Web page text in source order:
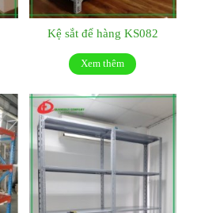
Kệ sắt để hàng KS082
Xem thêm